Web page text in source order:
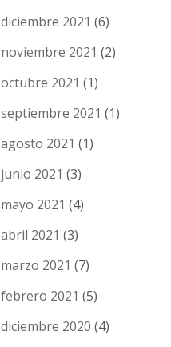
diciembre 2021 (6)
noviembre 2021 (2)
octubre 2021 (1)
septiembre 2021 (1)
agosto 2021 (1)
junio 2021 (3)
mayo 2021 (4)
abril 2021 (3)
marzo 2021 (7)
febrero 2021 (5)
diciembre 2020 (4)